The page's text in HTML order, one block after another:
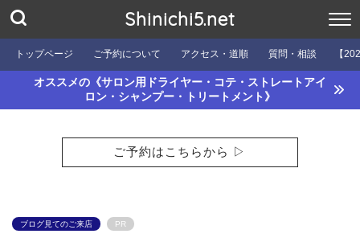
Shinichi5.net
トップページ ご予約について アクセス・道順 質問・相談 【
オススメの《サロン用ドライヤー・コテ・ストレートアイ
ロン・シャンプー・トリートメント》
ご予約はこちらから ▷
ブログ見てのご来店 PR